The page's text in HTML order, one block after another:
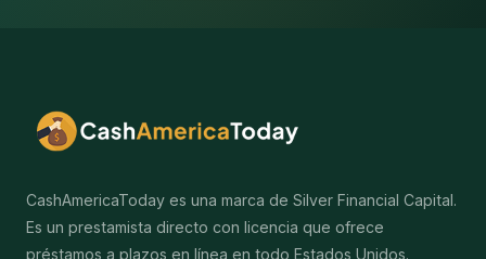
CashAmericaToday es una marca de Silver Financial Capital.
Es un prestamista directo con licencia que ofrece
préstamos a plazos en línea en todo Estados Unidos.